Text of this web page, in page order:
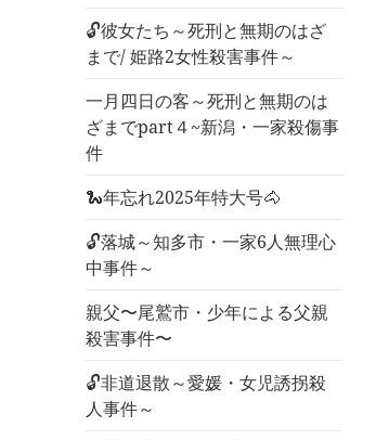
🔓彼女たち～死刑と無期のはざ
まで/ 姫路2女性殺害事件～
一月四日の客～死刑と無期のは
ざまでpart４~新潟・一家殺傷事
件
🐍年忘れ2025年特大号🐴
🔓落城～知多市・一家6人無理心
中事件～
親父〜尾鷲市・少年による父親
殺害事件〜
🔓非道退散～愛媛・女児誘拐殺
人事件～